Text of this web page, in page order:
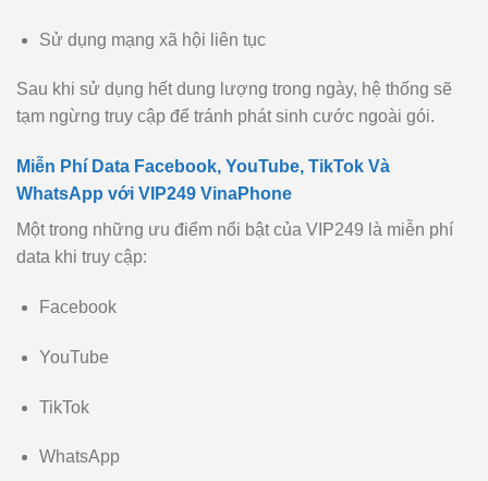
Sử dụng mạng xã hội liên tục
Sau khi sử dụng hết dung lượng trong ngày, hệ thống sẽ
tạm ngừng truy cập để tránh phát sinh cước ngoài gói.
Miễn Phí Data Facebook, YouTube, TikTok Và
WhatsApp với VIP249 VinaPhone
Một trong những ưu điểm nổi bật của VIP249 là miễn phí
data khi truy cập:
Facebook
YouTube
TikTok
WhatsApp